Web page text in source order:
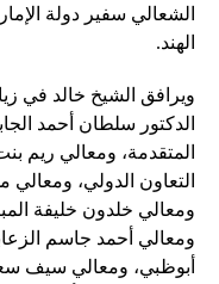
الشعالي سفير دولة
الهند.
ويرافق الشيخ خالد في
الدكتور سلطان أحمد
المتقدمة، ومعالي ريم
التعاون الدولي،
ومعالي خلدون خليفة
ومعالي أحمد جاسم
أبوظبي، ومعالي سيف